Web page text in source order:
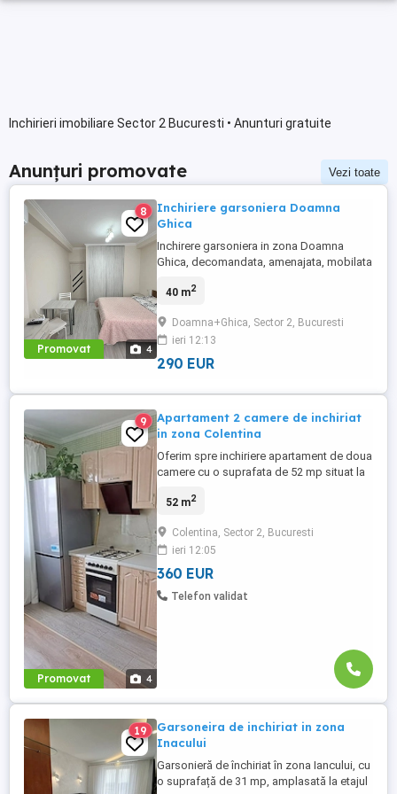
Inchirieri imobiliare Sector 2 Bucuresti • Anunturi gratuite
Anunțuri promovate Vezi toate
Promovat 4
8
Inchiriere garsoniera Doamna
Ghica
Inchirere garsoniera in zona Doamna
Ghica, decomandata, amenajata, mobilata
conditionat. Etajul 2 8 Suprafata: 40mp
40 m2
Doamna+Ghica, Sector 2, Bucuresti
ieri 12:13
290 EUR
Promovat 4
9
Apartament 2 camere de inchiriat
in zona Colentina
Oferim spre inchiriere apartament de doua
camere cu o suprafata de 52 mp situat la
Colentina str Vasile Bacila ,imobilul este
52 m2
Colentina, Sector 2, Bucuresti
ieri 12:05
360 EUR
Telefon validat
19
Garsoneira de inchiriat in zona
Inacului
Garsonieră de închiriat în zona Iancului, cu
o suprafață de 31 mp, amplasată la etajul